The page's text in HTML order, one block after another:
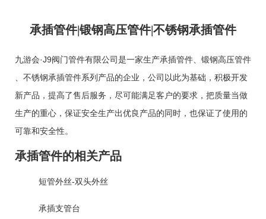
承插管件|锻钢高压管件|不锈钢承插管件
九游会·J9阀门管件有限公司是一家生产承插管件
锻钢高压管件
不锈钢承插管件系列产品的企业，公司以此为基础，积极开发
新产品，提高了售后服务，尽可能满足客户的要求，把质量当做
生产的重心，保证安全生产出优良产品的同时，也保证了使用的
可靠和安全性。
承插管件的相关产品
短管外丝-双头外丝
承插支管台